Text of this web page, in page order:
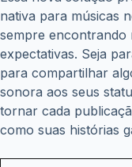
nativa para músicas
sempre encontrando
expectativas. Seja
para compartilhar
sonora aos seus
tornar cada
como suas histórias